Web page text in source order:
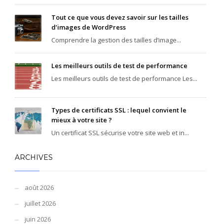
Tout ce que vous devez savoir sur les tailles
d’images de WordPress
Comprendre la gestion des tailles d’image...
Les meilleurs outils de test de performance
Les meilleurs outils de test de performance Les...
Types de certificats SSL : lequel convient le
mieux à votre site ?
Un certificat SSL sécurise votre site web et in...
ARCHIVES
août 2026
juillet 2026
juin 2026